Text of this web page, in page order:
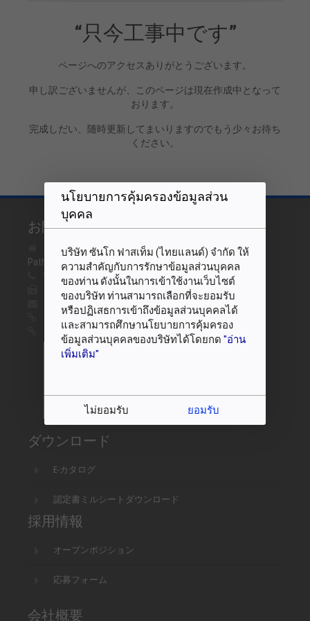
“只今工事中です”
ページへのアクセスありがとうございます。
申し訳ございませんが、このページは現在作成中となって
おります。
完成しだい、随時更新してまいりますのでもう少々お待ち
ください。
お問い合わせ
2 Soi Phaholyothin 96, Prachatipat, Thanyaburi
Pathumthani, 12130, Thailand
電話番号 :
+66(0)2516-9823-5, +66(0)2516-1128-9
ファックス :
+66(0)2516-9385, +66(0)2516-9826
Eメール :
trading@sanko.co.th
ウェブ :www.sanko.co.th
サンコーテクノ :www.sanko-techno.co.jp
ダウンロード
E-カタログ
認定書ミルシートダウンロード
採用情報
オープンポジション
応募フォーム
会社概要
นโยบายการคุ้มครองข้อมูลส่วน
บุคคล
บริษัท ซันโก ฟาสเท็ม (ไทยแลนด์) จำกัด ให้
ความสำคัญกับการรักษาข้อมูลส่วนบุคคล
ของท่าน ดังนั้นในการเข้าใช้งานเว็บไซต์
ของบริษัท ท่านสามารถเลือกที่จะยอมรับ
หรือปฏิเสธการเข้าถึงข้อมูลส่วนบุคคลได้
และสามารถศึกษานโยบายการคุ้มครอง
ข้อมูลส่วนบุคคลของบริษัทได้โดยกด "อ่าน
เพิ่มเติม"
ไม่ยอมรับ ยอมรับ